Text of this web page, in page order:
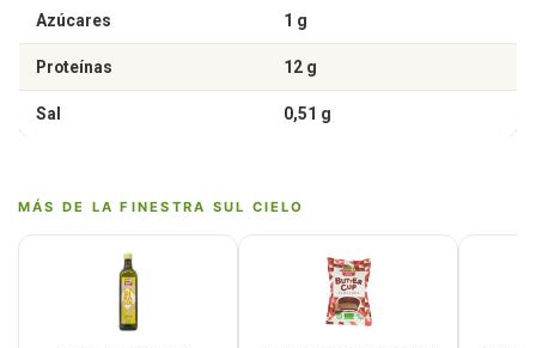
Azúcares 1 g
Proteínas 12 g
Sal 0,51 g
MÁS DE LA FINESTRA SUL CIELO